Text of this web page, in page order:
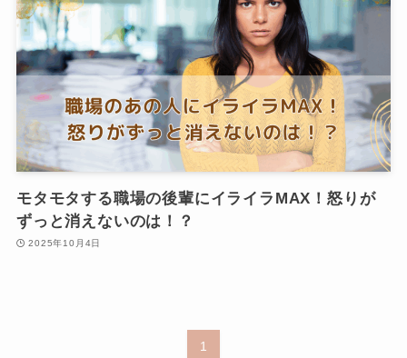
モタモタする職場の後輩にイライラMAX！怒りが
ずっと消えないのは！？
2025年10月4日
1